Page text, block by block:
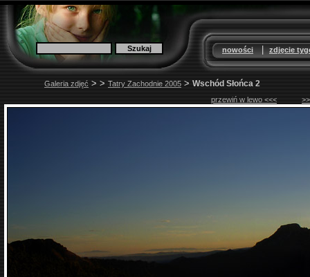
nowości|zdjęcie
Galeria zdjęć>>Tatry Zachodnie 2005>Wschód Słońca 2
przewiń w lewo <<<